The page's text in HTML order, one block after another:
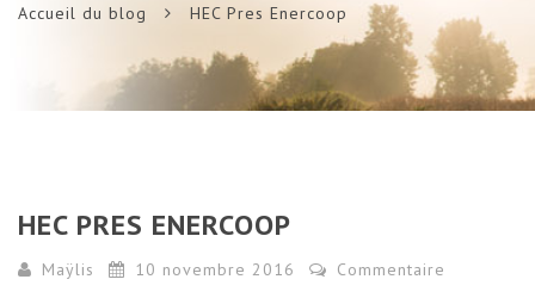
Accueil du blog HEC Pres Enercoop
HEC PRES ENERCOOP
Maÿlis 10 novembre 2016 Commentaire